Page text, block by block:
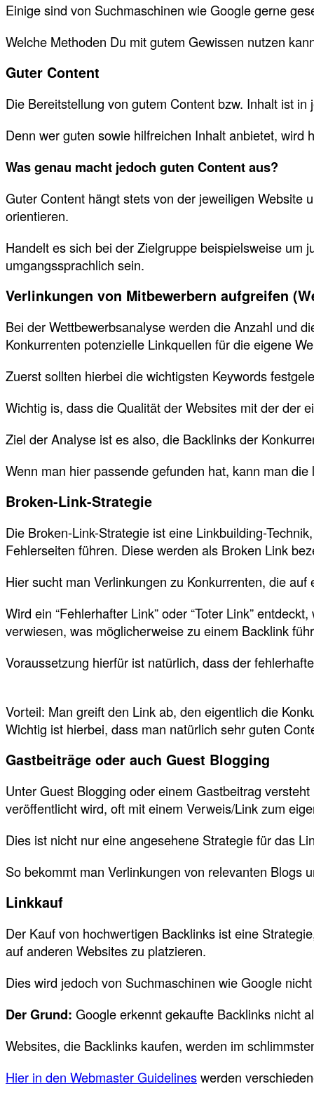
Einige sind von Suchmaschinen wie Google gerne
Welche Methoden Du mit gutem Gewissen nutzen
Guter Content
Die Bereitstellung von gutem Content bzw. Inhalt ist
Denn wer guten sowie hilfreichen Inhalt anbietet,
Was genau macht jedoch guten Content aus?
Guter Content hängt stets von der jeweiligen Website
orientieren.
Handelt es sich bei der Zielgruppe beispielsweise um
umgangssprachlich sein.
Verlinkungen von Mitbewerbern aufgreifen
Bei der Wettbewerbsanalyse werden die Anzahl und
Konkurrenten potenzielle Linkquellen für die eigene
Zuerst sollten hierbei die wichtigsten Keywords
Wichtig is, dass die Qualität der Websites mit der der
Ziel der Analyse ist es also, die Backlinks der
Wenn man hier passende gefunden hat, kann man
Broken-Link-Strategie
Die Broken-Link-Strategie ist eine Linkbuilding-
Fehlerseiten führen. Diese werden als Broken Link
Hier sucht man Verlinkungen zu Konkurrenten, die
Wird ein “Fehlerhafter Link” oder “Toter Link”
verwiesen, was möglicherweise zu einem Backlink
Voraussetzung hierfür ist natürlich, dass der
Vorteil: Man greift den Link ab, den eigentlich die
Wichtig ist hierbei, dass man natürlich sehr guten
Gastbeiträge oder auch Guest Blogging
Unter Guest Blogging oder einem Gastbeitrag
veröffentlicht wird, oft mit einem Verweis/Link zum
Dies ist nicht nur eine angesehene Strategie für das
So bekommt man Verlinkungen von relevanten Blogs
Linkkauf
Der Kauf von hochwertigen Backlinks ist eine
auf anderen Websites zu platzieren.
Dies wird jedoch von Suchmaschinen wie Google
Der Grund: Google erkennt gekaufte Backlinks nicht
Websites, die Backlinks kaufen, werden im
Hier in den Webmaster Guidelineswerden